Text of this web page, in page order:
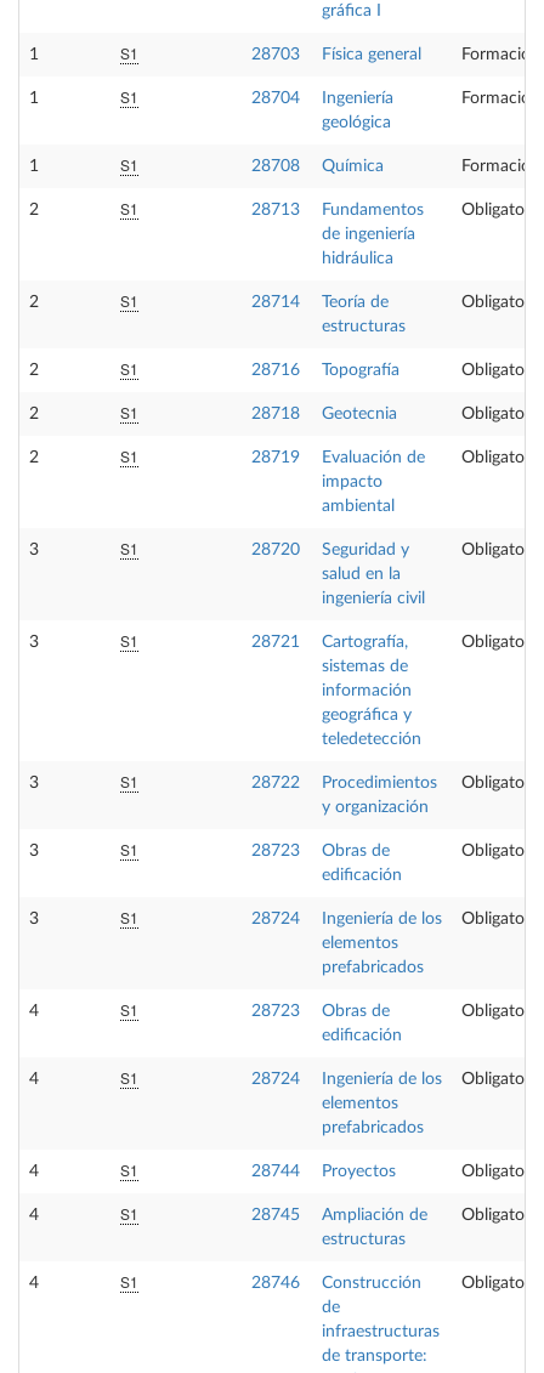
gráfica I
1 S1 28703 Física general Formación
1 S1 28704
Ingeniería
geológica
Formación
1 S1 28708 Química Formación
2 S1 28713
Fundamentos
de ingeniería
hidráulica
Obligatoria
2 S1 28714
Teoría de
estructuras
Obligatoria
2 S1 28716 Topografía Obligatoria
2 S1 28718 Geotecnia Obligatoria
2 S1 28719
Evaluación de
impacto
ambiental
Obligatoria
3 S1 28720
Seguridad y
salud en la
ingeniería civil
Obligatoria
3 S1 28721
Cartografía,
sistemas de
información
geográfica y
teledetección
Obligatoria
3 S1 28722
Procedimientos
y organización
Obligatoria
3 S1 28723
Obras de
edificación
Obligatoria
3 S1 28724
Ingeniería de los
elementos
prefabricados
Obligatoria
4 S1 28723
Obras de
edificación
Obligatoria
4 S1 28724
Ingeniería de los
elementos
prefabricados
Obligatoria
4 S1 28744 Proyectos Obligatoria
4 S1 28745
Ampliación de
estructuras
Obligatoria
4 S1 28746
Construcción
de
infraestructuras
de transporte:
Obligatoria